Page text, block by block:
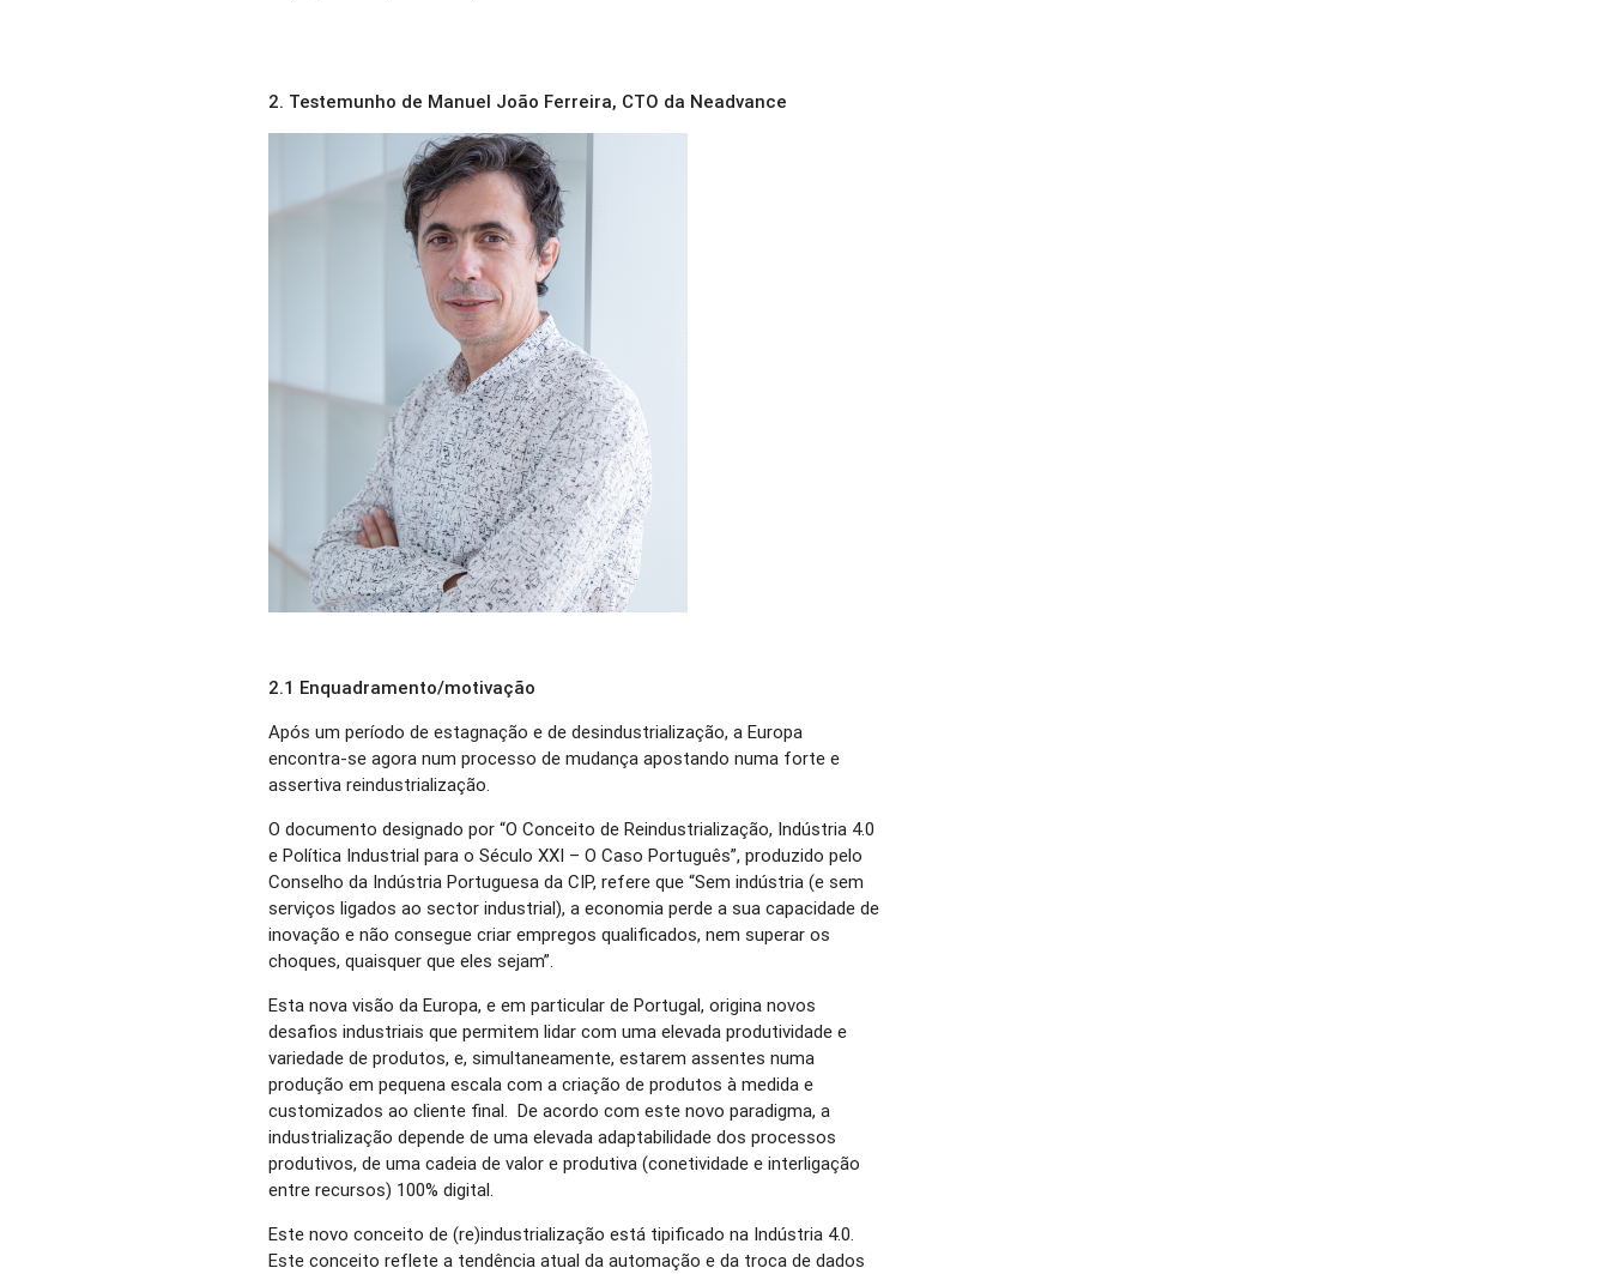
2. Testemunho de Manuel João Ferreira, CTO da Neadvance
2.1 Enquadramento/motivação
Após um período de estagnação e de desindustrialização, a Europa
encontra-se agora num processo de mudança apostando numa forte e
assertiva reindustrialização.
O documento designado por “O Conceito de Reindustrialização, Indústria 4.0
e Política Industrial para o Século XXI – O Caso Português”, produzido pelo
Conselho da Indústria Portuguesa da CIP, refere que “Sem indústria (e sem
serviços ligados ao sector industrial), a economia perde a sua capacidade de
inovação e não consegue criar empregos qualificados, nem superar os
choques, quaisquer que eles sejam”.
Esta nova visão da Europa, e em particular de Portugal, origina novos
desafios industriais que permitem lidar com uma elevada produtividade e
variedade de produtos, e, simultaneamente, estarem assentes numa
produção em pequena escala com a criação de produtos à medida e
customizados ao cliente final. De acordo com este novo paradigma, a
industrialização depende de uma elevada adaptabilidade dos processos
produtivos, de uma cadeia de valor e produtiva (conetividade e interligação
entre recursos) 100% digital.
Este novo conceito de (re)industrialização está tipificado na Indústria 4.0.
Este conceito reflete a tendência atual da automação e da troca de dados